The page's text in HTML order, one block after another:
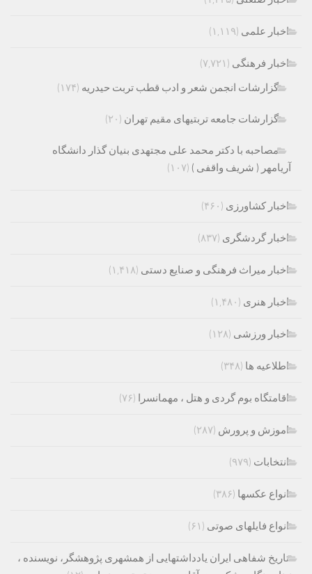
اخبار علمی (۱,۱۱۹)
اخبار فرهنگی (۷,۷۲۱)
گزارشات انجمن شعر و ادب قطب تربت حیدریه (۱۷۴)
گزارشات جامعه تربتیهای مقیم تهران (۲۰)
مصاحبه با دکتر محمد علی مجتهدی بنیان گذار دانشگاه
آریامهر ( شریف واقفی ) (۱۰۷)
اخبار کشاورزی (۴۶۰)
اخبار گردشگری (۸۳۷)
اخبار میراث فرهنگی و صنایع دستی (۱,۴۱۸)
اخبار هنری (۱,۴۸۰)
اخبار ورزشی (۱۲۸)
اطلاعیه ها (۳۴۸)
اقامتگاه بوم گردی و هتل ، مهمانسرا (۷۶)
اموزش و پرورش (۲۸۷)
انتخابات (۹۷۹)
انواع عکسها (۳۸۶)
انواع فایلهای صوتی (۶۱)
تاریخ شفاهی ایران یادداشتهایی از همشهری پژوهشگر، نویسنده ،